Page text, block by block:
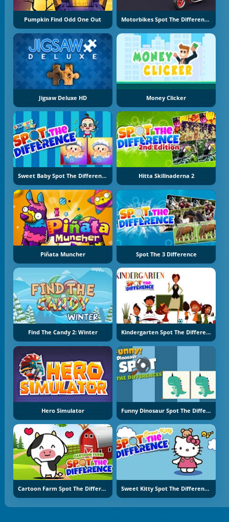
Pumpkin Find Odd One Out Motorbikes Spot The Difference
Jigsaw Deluxe HD Money Clicker
Sweet Baby Spot The Difference Hitta Skillnaderna 2
Piñata Muncher Spot The 3 Difference
Find The Candy 2: Winter Kindergarten Spot The Differences
Hero Simulator Funny Dinosaur Spot The Difference
Cartoon Farm Spot The Difference Sweet Kitty Spot The Difference